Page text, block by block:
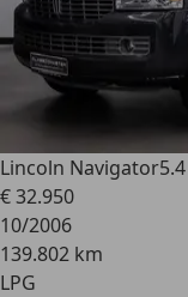
Lincoln Navigator
€ 32.950
10/2006
139.802 km
LPG